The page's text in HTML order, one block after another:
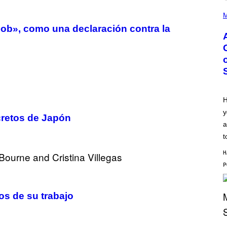
como una declaración contra la
de Japón
de su trabajo
H
O
B
Y
M
O
N
A
C
I
P
E
/
G
E
T
I